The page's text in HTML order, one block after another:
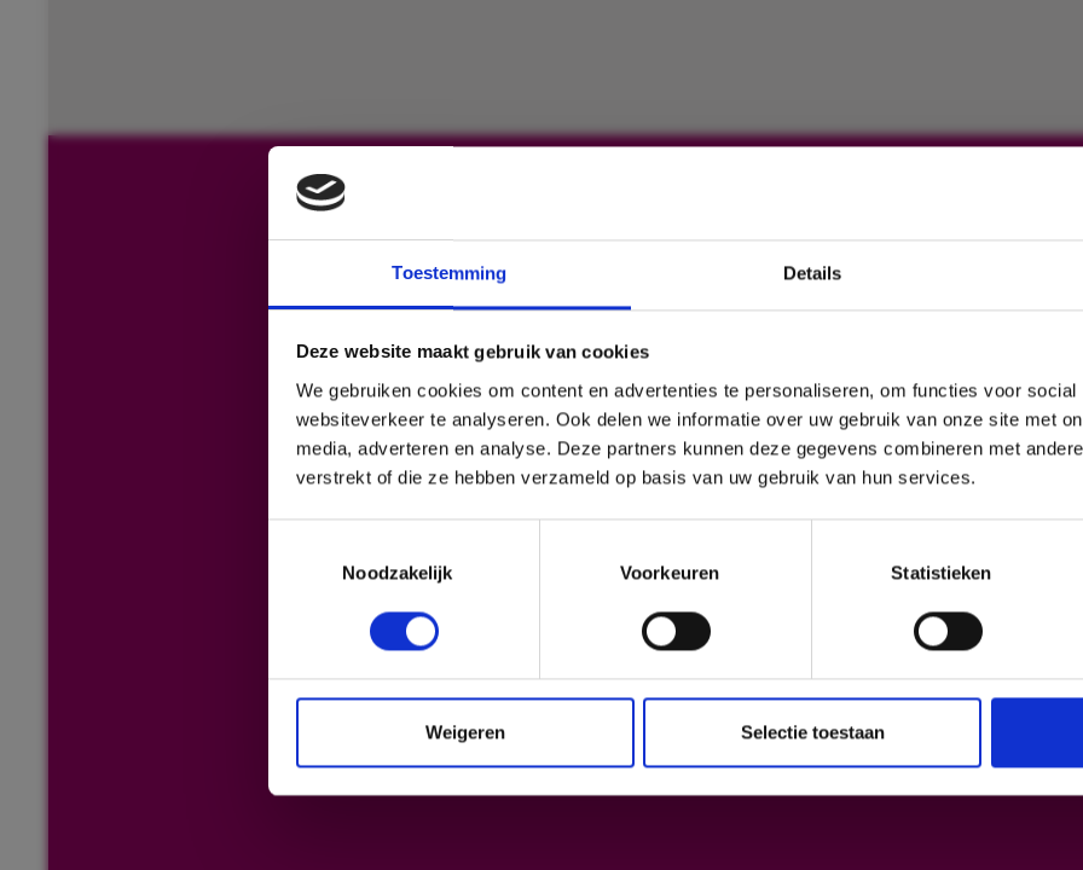
Toestemming Details
Deze website maakt gebruik van cookies
We gebruiken cookies om content en advertenties te personaliseren, om functies voor
websiteverkeer te analyseren. Ook delen we informatie over uw gebruik van onze site met
media, adverteren en analyse. Deze partners kunnen deze gegevens combineren met
verstrekt of die ze hebben verzameld op basis van uw gebruik van hun services.
Noodzakelijk
Voorkeuren Statistieken
Weigeren Selectie toestaan
Also benefit from our knowledge?
Subscribe to our newsletter now and stay informed about all our
developments.
Subscribe